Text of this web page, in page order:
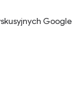
Google